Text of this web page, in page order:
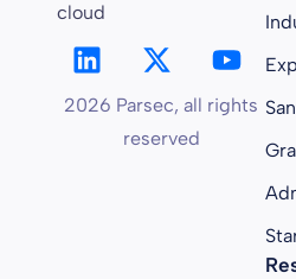
cloud
2026 Parsec, all rights
reserved